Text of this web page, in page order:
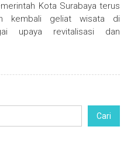
Kota Surabaya terus
kembali geliat wisata di
upaya revitalisasi dan
Cari